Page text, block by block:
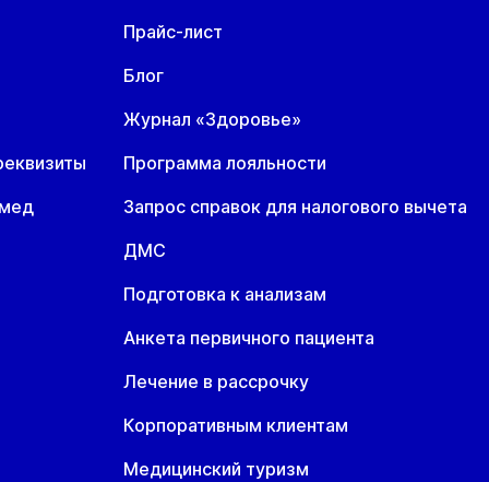
Прайс-лист
Блог
Журнал «Здоровье»
Программа лояльности
Запрос справок для налогового вычета
ДМС
Подготовка к анализам
Анкета первичного пациента
Лечение в рассрочку
Корпоративным клиентам
Медицинский туризм